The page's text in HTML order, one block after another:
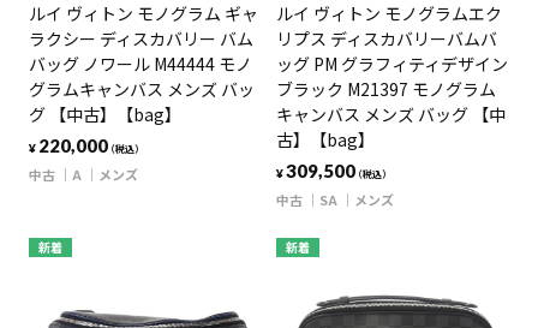
ルイ ヴィトン モノグラム ギャ
ラクシー ディスカバリー バム
バッグ ノワール M44444 モノ
グラムキャンバス メンズ バッ
グ 【中古】【bag】
¥ 220,000（税込）
中古 A メンズ
ルイ ヴィトン モノグラムエク
リプス ディスカバリーバムバ
ッグ PM グラフィティデザイン
ブラック M21397 モノグラム
キャンバス メンズ バッグ 【中
古】【bag】
¥309,500（税込）
中古 SA メンズ
新着 新着